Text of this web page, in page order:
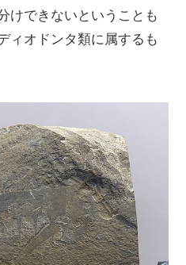
けできないということも
ィオドンタ類に属するも